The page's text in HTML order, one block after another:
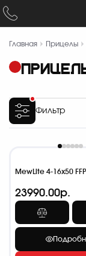
Главная Прицелы
Фильтр
MewLite 4-16x50 FFP
23990.00р.